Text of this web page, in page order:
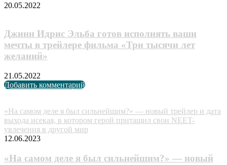
20.05.2022
Джинн Идрис Эльба готов исполнять ваши
мечты в трейлере фильма «Три тысячи лет
желаний»
21.05.2022
Добавить комментарий
«На самом деле я был сильнейшим?» — новый трейлер и дата
выхода исекая, в котором герой притащил свои NEET-
увлечения в другой мир
12.06.2023
«На самом деле я был сильнейшим?» — новый